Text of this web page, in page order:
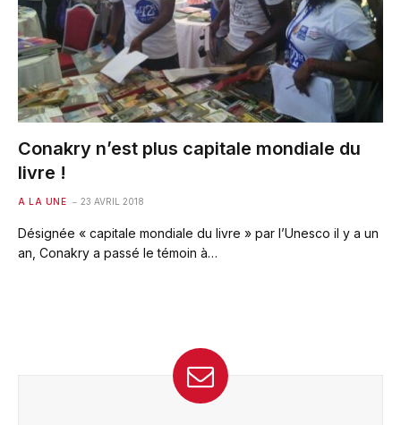
Conakry n’est plus capitale mondiale du
livre !
A LA UNE 23 AVRIL 2018
Désignée « capitale mondiale du livre » par l’Unesco il y a un
an, Conakry a passé le témoin à…